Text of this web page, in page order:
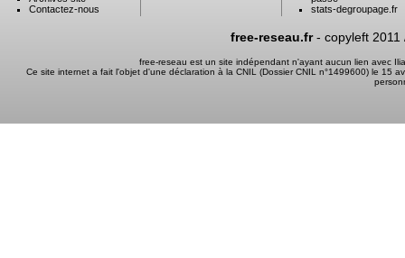
Contactez-nous
stats-degroupage.fr
free-reseau.fr- copyleft 2011
free-reseau est un site indépendant n'ayant aucun lien avec
Ce site internet a fait l'objet d'une déclaration à la CNIL (Dossier CNIL n°1499600) le 15